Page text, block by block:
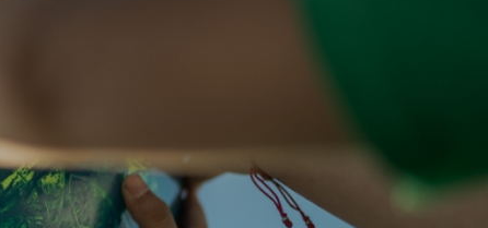
す革新的なSSD/DRAMソリ
ーションを開発し続けてお
ます。
価値のメモリモジュールと
トレージデバイスを提供す
ことで、消費者が日常生活
（アペイサー）は、あ
たのすべてのゲーム体験に
え、プレイヤーとしての真
生産終了
新規会員登録